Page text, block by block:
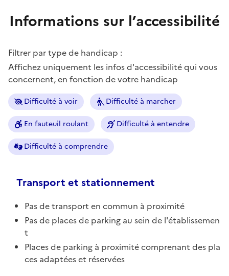
Informations sur l’accessibilité
Filtrer par type de handicap :
Affichez uniquement les infos d'accessibilité qui vous
concernent, en fonction de votre handicap
Difficulté à voir Difficulté à marcher
En fauteuil roulant Difficulté à entendre
Difficulté à comprendre
Transport et stationnement
Pas de transport en commun à proximité
Pas de places de parking au sein de l'établissemen
t
Places de parking à proximité comprenant des pla
ces adaptées et réservées